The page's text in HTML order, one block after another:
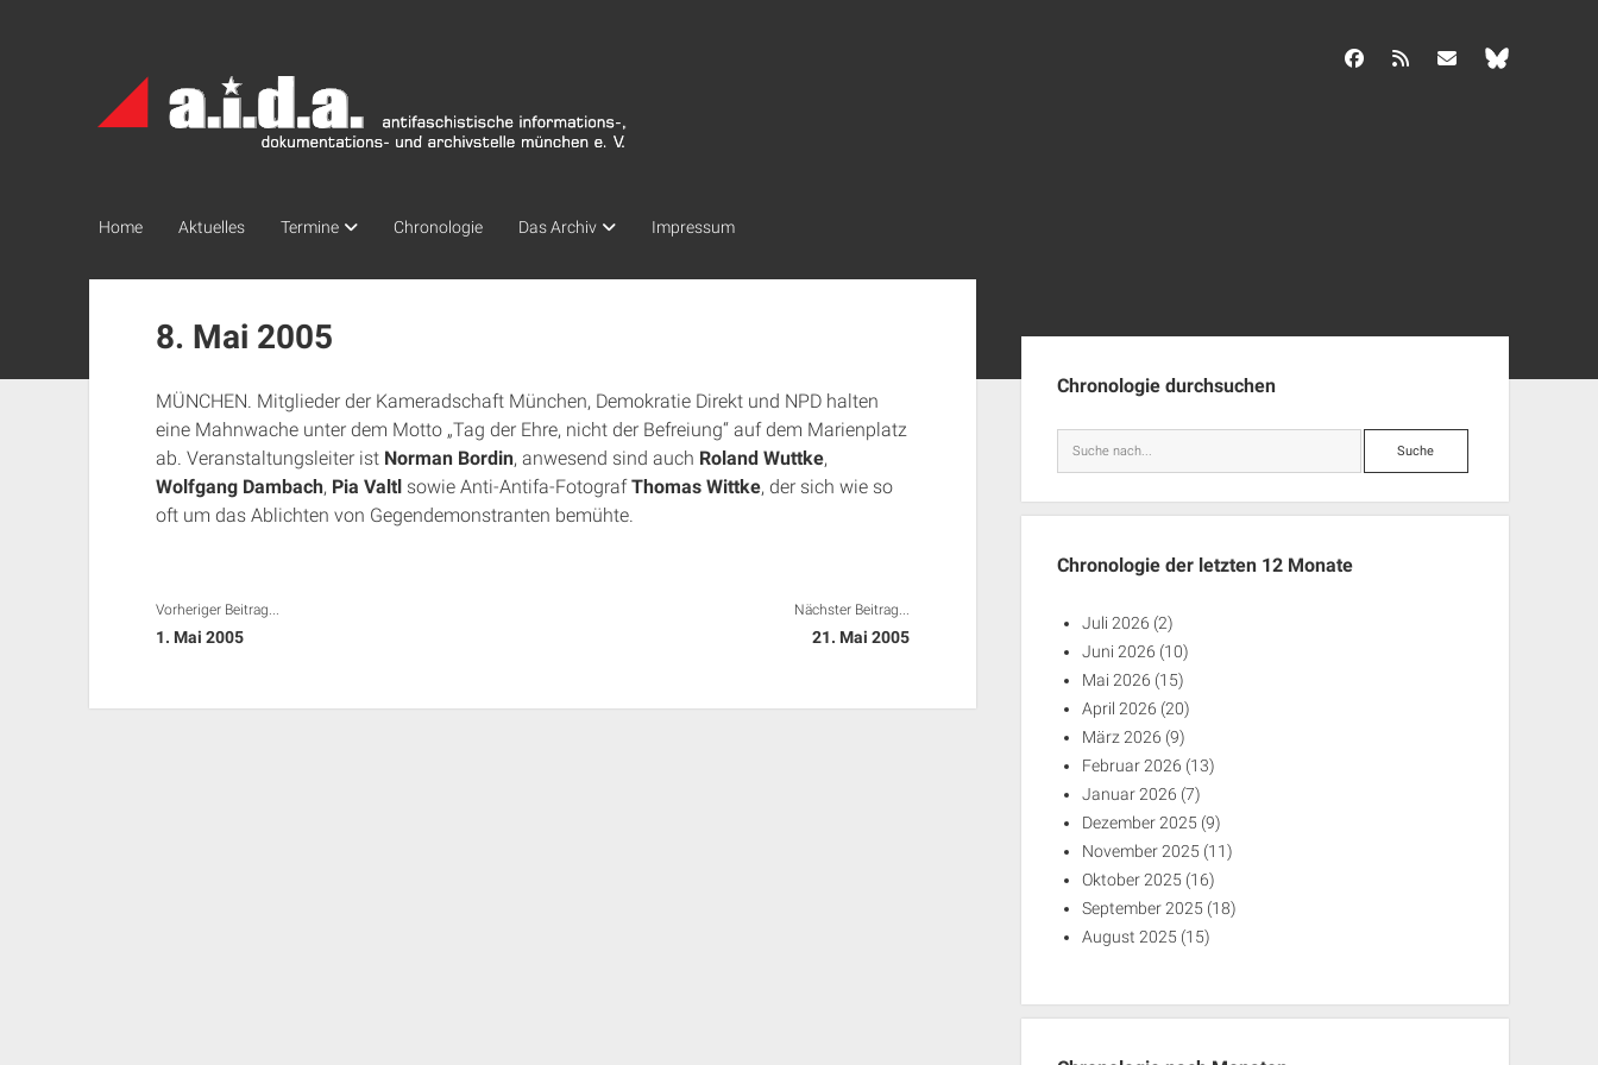
Archiv
München
facebook info@aida-archiv.de
Home Aktuelles Termine Chronologie Das Archiv Impressum
8. Mai 2005
MÜNCHEN. Mitglieder der Kameradschaft München, Demokratie Direkt und NPD halten
eine Mahnwache unter dem Motto „Tag der Ehre, nicht der Befreiung“ auf dem Marienplatz
ab. Veranstaltungsleiter ist Norman Bordin, anwesend sind auch Roland Wuttke,
Wolfgang Dambach, Pia Valtlsowie Anti-Antifa-FotografThomas Wittke, der sich wie so
oft um das Ablichten von Gegendemonstranten bemühte.
Vorheriger Beitrag...
1. Mai 2005
Nächster Beitrag...
21. Mai 2005
Chronologie durchsuchen
Suche
Chronologie der letzten 12 Monate
Juli 2026 (2)
Juni 2026 (10)
Mai 2026 (15)
April 2026 (20)
März 2026 (9)
Februar 2026 (13)
Januar 2026 (7)
Dezember 2025 (9)
November 2025 (11)
Oktober 2025 (16)
September 2025 (18)
August 2025 (15)